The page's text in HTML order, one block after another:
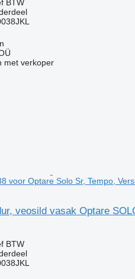
BTW
met verkoper
voor Optare Solo Sr, Tempo,
veosild vasak Optare
BTW